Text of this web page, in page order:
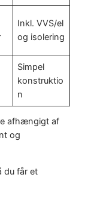
Inkl. VVS/el
og isolering
Simpel
konstruktio
n
afhængigt af
og
du får et